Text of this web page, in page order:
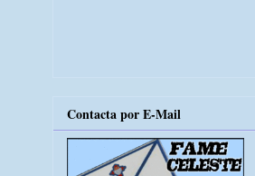
Contacta por E-Mail